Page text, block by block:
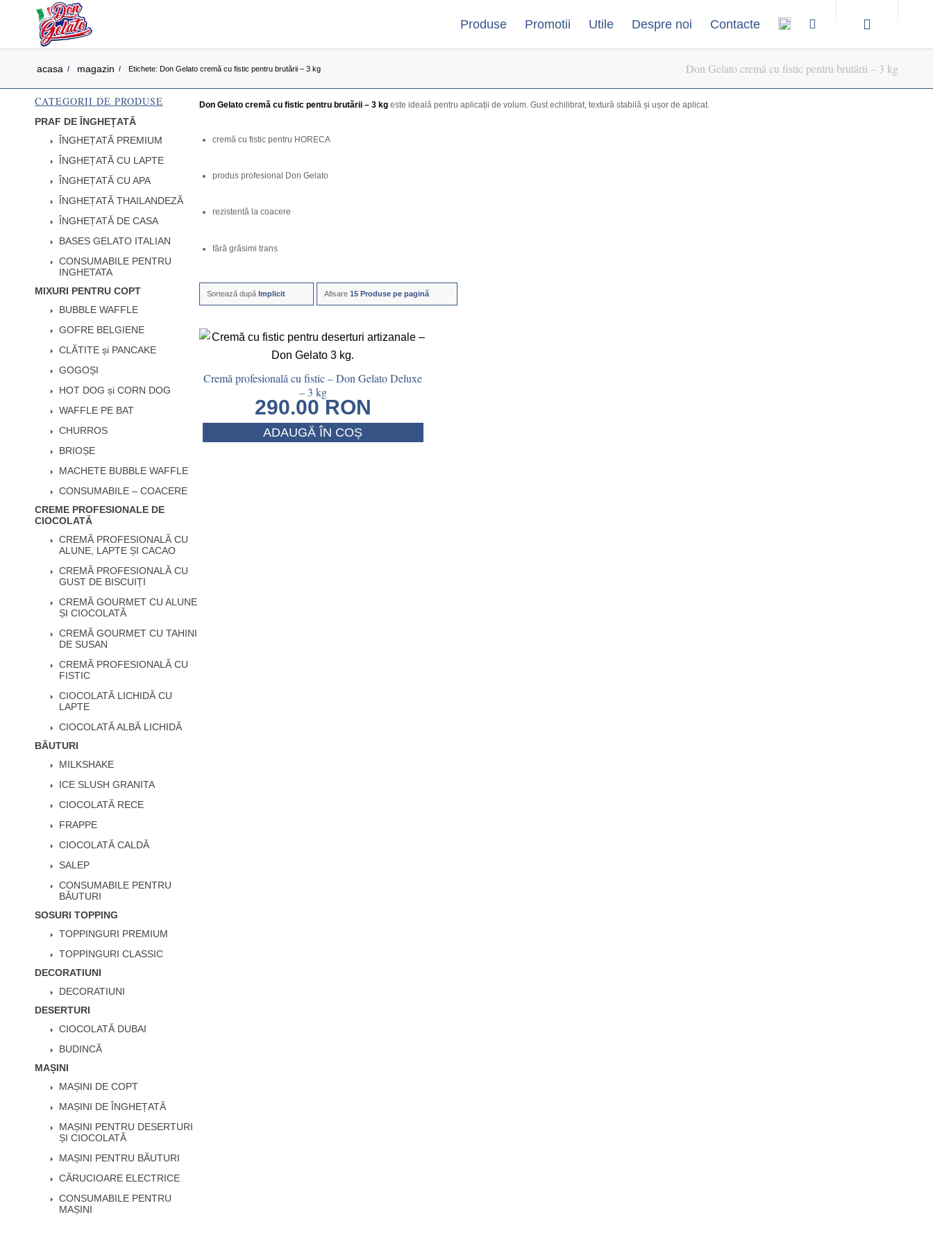
Produse Promotii Utile Despre noi Contacte
Don Gelato cremă cu fistic pentru brutării – 3 kg
acasa / magazin / Etichete: Don Gelato cremă cu fistic pentru brutării – 3 kg
Don Gelato cremă cu fistic pentru brutării – 3 kgeste ideală pentru aplicații de volum. Gust echilibrat, textură stabilă și ușor de aplicat.
cremă cu fistic pentru HORECA
produs profesional Don Gelato
rezistentă la coacere
fără grăsimi trans
Sortează după Implicit Afisare 15 Produse pe pagină
Cremă profesională cu fistic – Don Gelato Deluxe
– 3 kg
290.00RON
ADAUGĂ ÎN COȘ
CATEGORII DE PRODUSE
PRAF DE ÎNGHEȚATĂ
ÎNGHEȚATĂ PREMIUM
ÎNGHEȚATĂ CU LAPTE
ÎNGHEȚATĂ CU APA
ÎNGHEȚATĂ THAILANDEZĂ
ÎNGHEȚATĂ DE CASA
BASES GELATO ITALIAN
CONSUMABILE PENTRU
INGHETATA
MIXURI PENTRU COPT
BUBBLE WAFFLE
GOFRE BELGIENE
CLĂTITE și PANCAKE
GOGOȘI
HOT DOG și CORN DOG
WAFFLE PE BAT
CHURROS
BRIOȘE
MACHETE BUBBLE WAFFLE
CONSUMABILE – COACERE
CREME PROFESIONALE DE
CIOCOLATĂ
CREMĂ PROFESIONALĂ CU
ALUNE, LAPTE ȘI CACAO
CREMĂ PROFESIONALĂ CU
GUST DE BISCUIȚI
CREMĂ GOURMET CU ALUNE
ȘI CIOCOLATĂ
CREMĂ GOURMET CU TAHINI
DE SUSAN
CREMĂ PROFESIONALĂ CU
FISTIC
CIOCOLATĂ LICHIDĂ CU
LAPTE
CIOCOLATĂ ALBĂ LICHIDĂ
BĂUTURI
MILKSHAKE
ICE SLUSH GRANITA
CIOCOLATĂ RECE
FRAPPE
CIOCOLATĂ CALDĂ
SALEP
CONSUMABILE PENTRU
BĂUTURI
SOSURI TOPPING
TOPPINGURI PREMIUM
TOPPINGURI CLASSIC
DECORATIUNI
DECORATIUNI
DESERTURI
CIOCOLATĂ DUBAI
BUDINCĂ
MAȘINI
MAȘINI DE COPT
MAȘINI DE ÎNGHEȚATĂ
MAȘINI PENTRU DESERTURI
ȘI CIOCOLATĂ
MAȘINI PENTRU BĂUTURI
CĂRUCIOARE ELECTRICE
CONSUMABILE PENTRU
MAȘINI